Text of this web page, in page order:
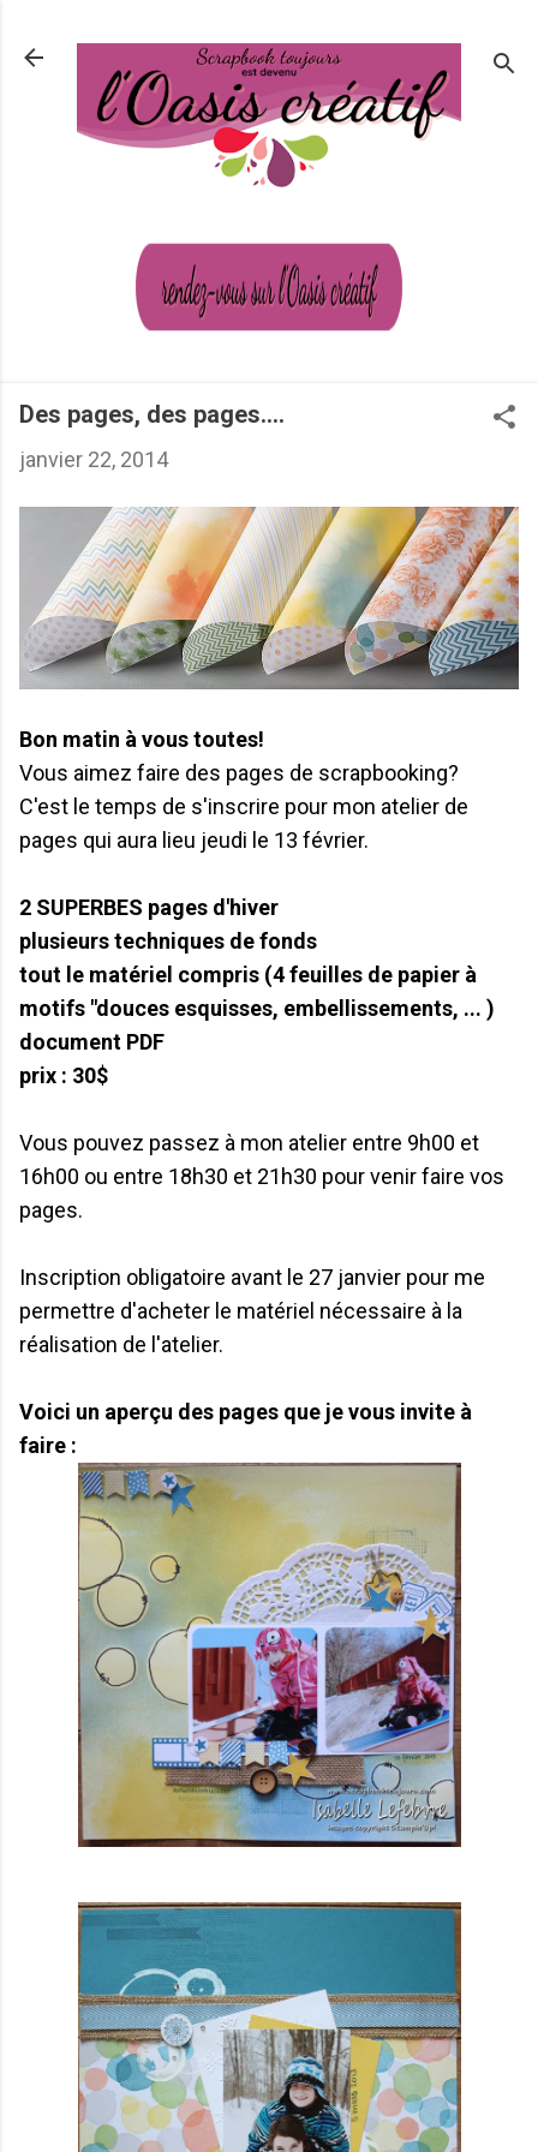
Des pages, des pages....
janvier 22, 2014
Bon matin à vous toutes!
Vous aimez faire des pages de scrapbooking?
C'est le temps de s'inscrire pour mon atelier de
pages qui aura lieu jeudi le 13 février.
2 SUPERBES pages d'hiver
plusieurs techniques de fonds
tout le matériel compris (4 feuilles de papier à
motifs "douces esquisses, embellissements, ... )
document PDF
prix : 30$
Vous pouvez passez à mon atelier entre 9h00 et
16h00 ou entre 18h30 et 21h30 pour venir faire vos
pages.
Inscription obligatoire avant le 27 janvier pour me
permettre d'acheter le matériel nécessaire à la
réalisation de l'atelier.
Voici un aperçu des pages que je vous invite à
faire :